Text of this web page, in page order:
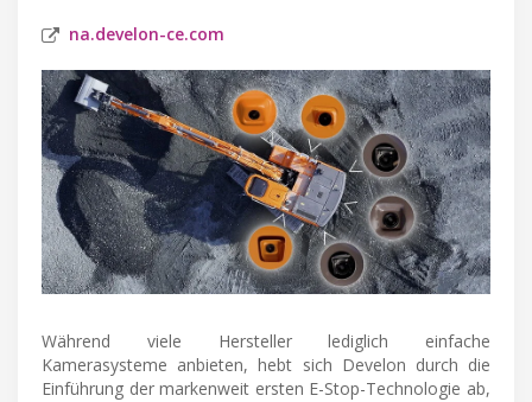
na.develon-ce.com
Während viele Hersteller lediglich einfache
Kamerasysteme anbieten, hebt sich Develon durch die
Einführung der markenweit ersten E-Stop-Technologie ab,